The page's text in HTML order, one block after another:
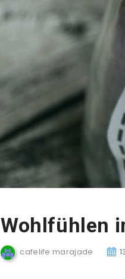
Wohlfühlen
cafelife marajade